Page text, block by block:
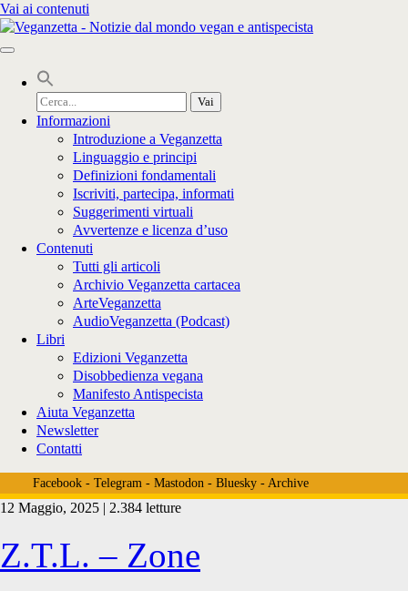
Vai ai contenuti
Cerca
per:
Informazioni
Introduzione a Veganzetta
Linguaggio e principi
Definizioni fondamentali
Iscriviti, partecipa, informati
Suggerimenti virtuali
Avvertenze e licenza d’uso
Contenuti
Tutti gli articoli
Archivio Veganzetta cartacea
ArteVeganzetta
AudioVeganzetta (Podcast)
Libri
Edizioni Veganzetta
Disobbedienza vegana
Manifesto Antispecista
Aiuta Veganzetta
Newsletter
Contatti
Facebook- Telegram- Mastodon- Bluesky- Archive
Tag:
12 Maggio, 2025 | 2.384 letture
Z.T.L. – Zone